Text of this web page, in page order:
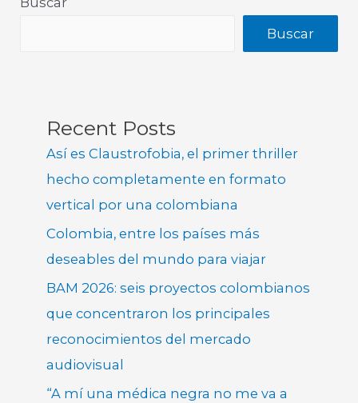
Buscar
Recent Posts
Así es Claustrofobia, el primer thriller
hecho completamente en formato
vertical por una colombiana
Colombia, entre los países más
deseables del mundo para viajar
BAM 2026: seis proyectos colombianos
que concentraron los principales
reconocimientos del mercado
audiovisual
“A mí una médica negra no me va a